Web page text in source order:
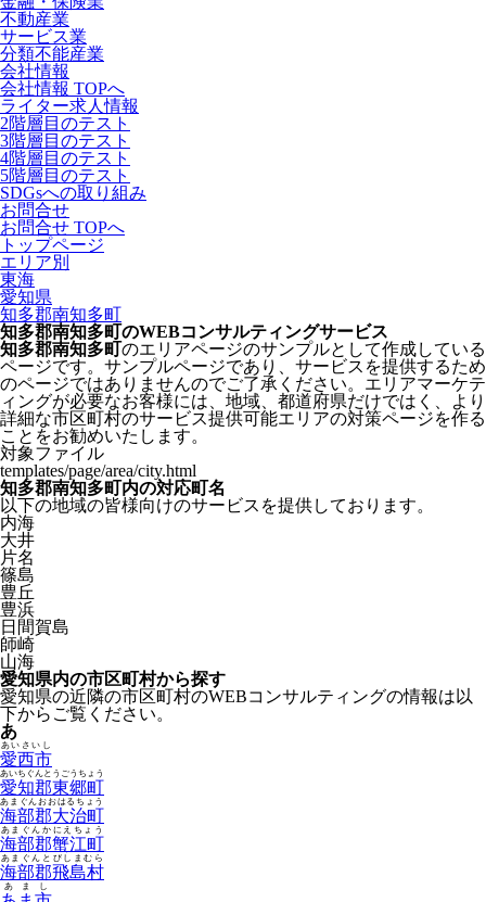
不動産業
サービス業
分類不能産業
会社情報
会社情報 TOPへ
ライター求人情報
2階層目のテスト
3階層目のテスト
4階層目のテスト
5階層目のテスト
SDGsへの取り組み
お問合せ
お問合せ TOPへ
トップページ
エリア別
東海
愛知県
知多郡南知多町
知多郡南知多町のWEBコンサルティングサービス
知多郡南知多町のエリアページのサンプルとして作成している
ページです。サンプルページであり、サービスを提供するため
のページではありませんのでご了承ください。エリアマーケテ
ィングが必要なお客様には、地域、都道府県だけではく、より
詳細な市区町村のサービス提供可能エリアの対策ページを作る
ことをお勧めいたします。
対象ファイル
templates/page/area/city.html
知多郡南知多町内の対応町名
以下の地域の皆様向けのサービスを提供しております。
内海
大井
片名
篠島
豊丘
豊浜
日間賀島
師崎
山海
愛知県内の市区町村から探す
愛知県の近隣の市区町村のWEBコンサルティングの情報は以
下からご覧ください。
あ
愛西市
あいさいし
愛知郡東郷町
あいちぐんとうごうちょう
海部郡大治町
あまぐんおおはるちょう
海部郡蟹江町
あまぐんかにえちょう
海部郡飛島村
あまぐんとびしまむら
あまし